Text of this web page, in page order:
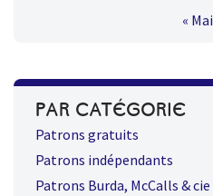
« Mai
PAR CATÉGORIE
Patrons gratuits
Patrons indépendants
Patrons Burda, McCalls & cie